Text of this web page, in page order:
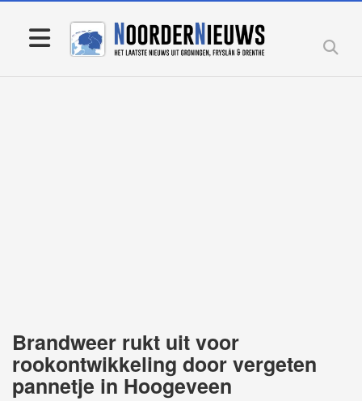
Brandweer rukt uit voor
rookontwikkeling door vergeten
pannetje in Hoogeveen